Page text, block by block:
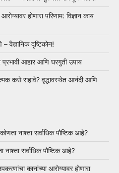
होणारा परिणाम: विज्ञान काय
दृष्टिकोन!
आहार आणि घरगुती उपाय
कसे राहावे? वृद्धावस्थेत आनंदी आणि
कोणता नाश्ता सर्वाधिक पौष्टिक आहे?
नाश्ता सर्वाधिक पौष्टिक आहे?
कानांच्या आरोग्यावर होणारा